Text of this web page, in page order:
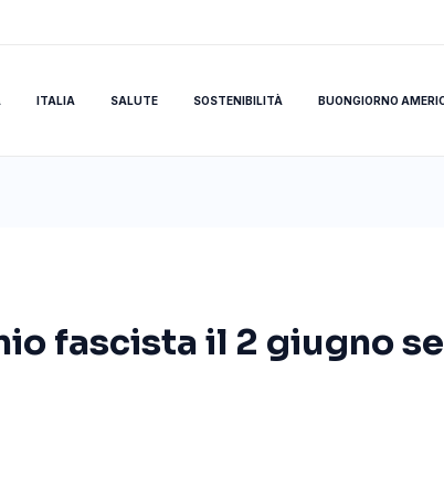
ITALIA SALUTE SOSTENIBILITÀ BUONGIORNO
fascista il 2 giugno